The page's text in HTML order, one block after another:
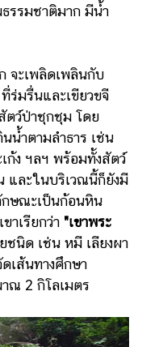
รรมชาติมาก มีน้ำ
ะเพลิดเพลินกับ
ร่มรื่นและเขียวขจี
ตว์ป่าชุกชุม โดย
น้ำตามลำธาร เช่น
ก้ง ฯลฯ พร้อมทั้งสัตว์
และในบริเวณนี้ก็ยังมี
กษณะเป็นก้อนหิน
าเรียกว่า "เขาพระ
ชนิด เช่น หมี เลียงผา
เส้นทางศึกษา
ณ 2 กิโลเมตร